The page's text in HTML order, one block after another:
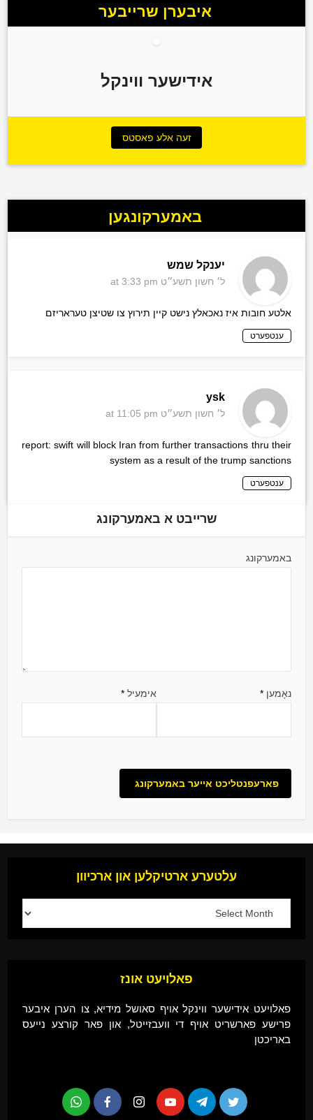
איבערן שרייבער
אידישער ווינקל
זעה אלע פאסטס
באמערקונגען
יענקל שמש
ל׳ חשון תשע״ט
אלטע חובות איז נאכאלץ נישט קיין תירוץ צו שטיצן טעראריזם
ענטפערט
ysk
ל׳ חשון תשע״ט
report: swift will block Iran from further transactions thru their
system as a result of the trump sanctions
ענטפערט
שרייבט א באמערקונג
באמערקונג
נאָמען * אימעיל *
עלטערע ארטיקלען און ארכיוון
פאלויעט אונז
פאלויעט אידישער ווינקל אויף סאושל מידיא, צו הערן איבער
פרישע פארשריט אויף די וועבזייטל, און פאר קורצע נייעס
באריכטן